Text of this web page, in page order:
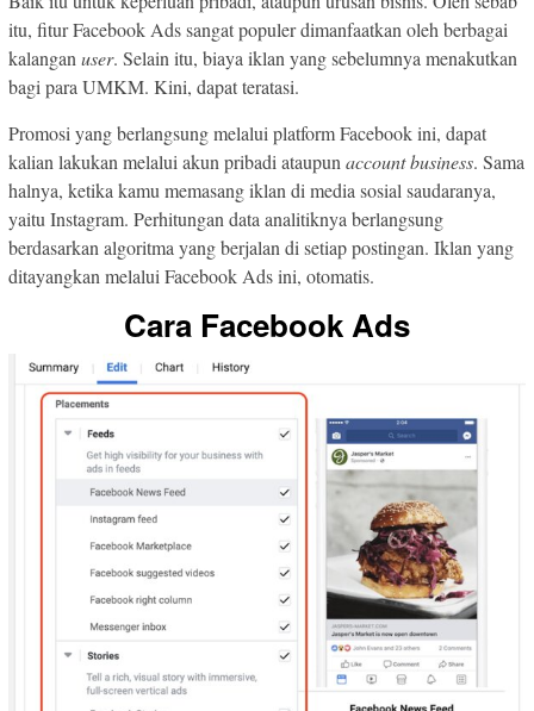
itu, fitur Facebook Ads sangat populer dimanfaatkan oleh berbagai
kalangan user. Selain itu, biaya iklan yang sebelumnya menakutkan
bagi para UMKM. Kini, dapat teratasi.
Promosi yang berlangsung melalui platform Facebook ini, dapat
kalian lakukan melalui akun pribadi ataupun account business. Sama
halnya, ketika kamu memasang iklan di media sosial saudaranya,
yaitu Instagram. Perhitungan data analitiknya berlangsung
berdasarkan algoritma yang berjalan di setiap postingan. Iklan yang
ditayangkan melalui Facebook Ads ini, otomatis.
Cara Facebook Ads